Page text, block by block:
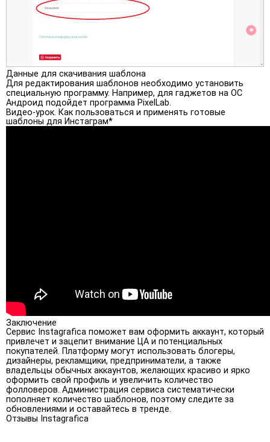
Данные для скачивания шаблона
Для редактирования шаблонов необходимо установить
специальную программу. Например, для гаджетов на ОС
Андроид подойдет программа PixelLab.
Видео-урок. Как пользоваться и применять готовые
шаблоны для Инстаграм*
Заключение
Сервис Instagrafica поможет вам оформить аккаунт, который
привлечет и зацепит внимание ЦА и потенциальных
покупателей. Платформу могут использовать блогеры,
дизайнеры, рекламщики, предприниматели, а также
владельцы обычных аккаунтов, желающих красиво и ярко
оформить свой профиль и увеличить количество
фолловеров. Администрация сервиса систематически
пополняет количество шаблонов, поэтому следите за
обновлениями и оставайтесь в тренде.
Отзывы Instagrafica